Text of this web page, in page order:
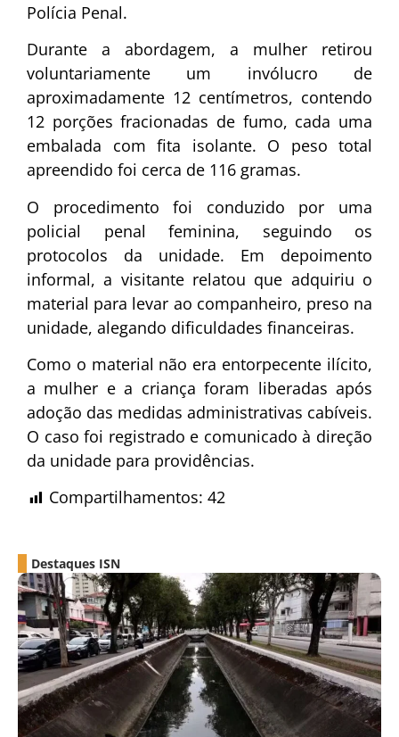
Polícia Penal.
Durante a abordagem, a mulher retirou
voluntariamente um invólucro de
aproximadamente 12 centímetros, contendo
12 porções fracionadas de fumo, cada uma
embalada com fita isolante. O peso total
apreendido foi cerca de 116 gramas.
O procedimento foi conduzido por uma
policial penal feminina, seguindo os
protocolos da unidade. Em depoimento
informal, a visitante relatou que adquiriu o
material para levar ao companheiro, preso na
unidade, alegando dificuldades financeiras.
Como o material não era entorpecente ilícito,
a mulher e a criança foram liberadas após
adoção das medidas administrativas cabíveis.
O caso foi registrado e comunicado à direção
da unidade para providências.
Compartilhamentos: 42
Destaques ISN